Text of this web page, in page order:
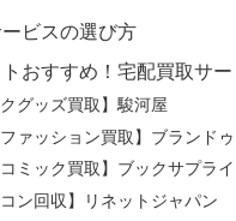
ビスの選び方
トおすすめ！宅配買取サ
クグッズ買取】駿河屋
ファッション買取】ブランド
コミック買取】ブックサプライ
コン回収】リネットジャパン